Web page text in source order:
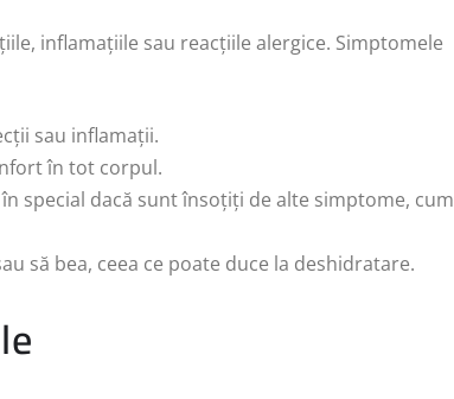
inflamațiile sau reacțiile alergice. Simptomele
sau inflamații.
în tot corpul.
special dacă sunt însoțiți de alte simptome, cum
să bea, ceea ce poate duce la deshidratare.